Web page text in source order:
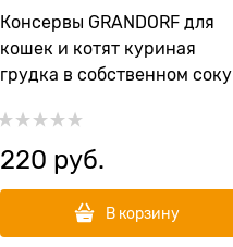
Консервы GRANDORF для
кошек и котят куриная
грудка в собственном соку
220 руб.
В корзину